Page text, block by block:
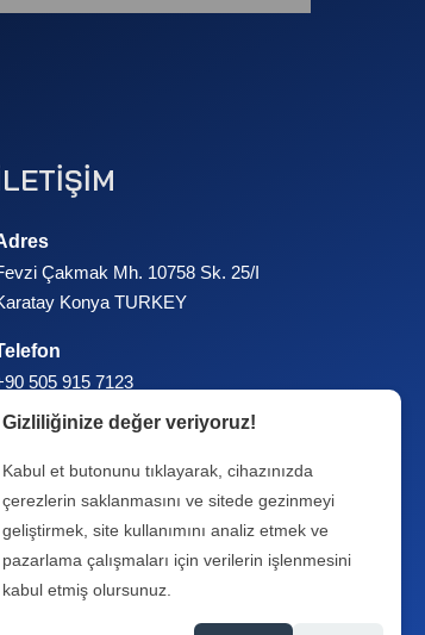
Gizliliğinize değer veriyoruz!
Kabul et butonunu tıklayarak, cihazınızda
çerezlerin saklanmasını ve sitede gezinmeyi
geliştirmek, site kullanımını analiz etmek ve
pazarlama çalışmaları için verilerin işlenmesini
kabul etmiş olursunuz.
Çakmak Mh. 10758 Sk. 25/I
Konya TURKEY
505 915 7123
+90 532 606 4538